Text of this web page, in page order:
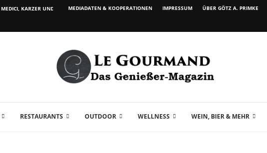
KARZER UND WEIN...MEDIADATEN & KOOPERATIONEN IMPRESSUM ÜBER GÖTZ A. PRIMKE
RESTAURANTS OUTDOOR WELLNESS WEIN, BIER & MEHR